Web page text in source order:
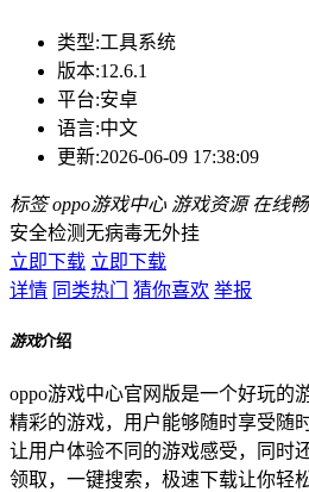
类型:工具系统
版本:12.6.1
平台:安卓
语言:中文
更新:2026-06-09 17:38:09
标签 oppo游戏中心 游戏资源 在线
安全检测无病毒无外挂
立即下载 立即下载
详情 同类热门 猜你喜欢 举报
游戏介绍
oppo游戏中心官网版是一个好玩的
精彩的游戏，用户能够随时享受随
让用户体验不同的游戏感受，同时
领取，一键搜索，极速下载让你轻